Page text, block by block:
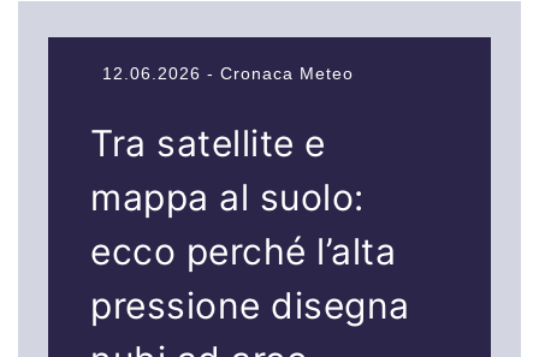
12.06.2026 - Cronaca Meteo
Tra satellite e
mappa al suolo:
ecco perché l’alta
pressione disegna